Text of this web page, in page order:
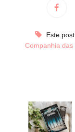
Este
Companhia das